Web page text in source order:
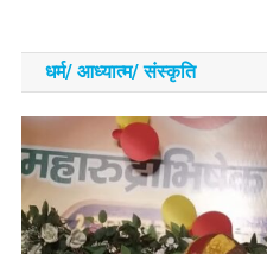
धर्म/ आध्‍यात्‍म/ संस्‍कृति